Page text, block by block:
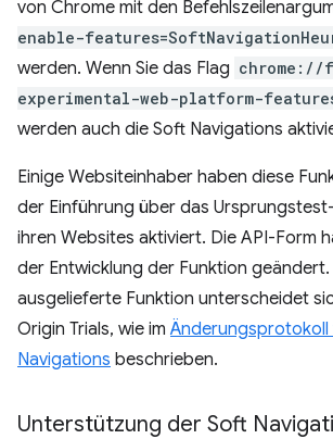
von Chrome mit den
enable-
werden. Wenn Sie das Flag chrome://
experimental-web-platform-
werden auch die Soft Navigations
Einige Websiteinhaber haben diese
der Einführung über das
ihren Websites aktiviert. Die API-Form
der Entwicklung der Funktion
ausgelieferte Funktion unterscheidet
Origin Trials, wie im
Navigations beschrieben.
Unterstützung der Soft